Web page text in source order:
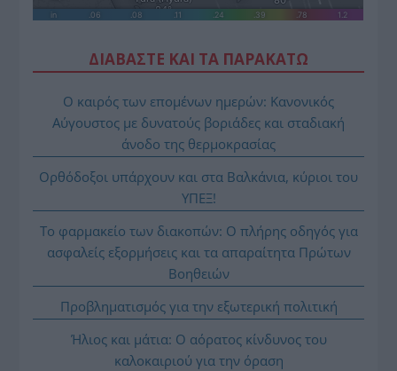
ΔΙΑΒΑΣΤΕ ΚΑΙ ΤΑ ΠΑΡΑΚΑΤΩ
Ο καιρός των επομένων ημερών: Κανονικός
Αύγουστος με δυνατούς βοριάδες και σταδιακή
άνοδο της θερμοκρασίας
Ορθόδοξοι υπάρχουν και στα Βαλκάνια, κύριοι του
ΥΠΕΞ!
Το φαρμακείο των διακοπών: Ο πλήρης οδηγός για
ασφαλείς εξορμήσεις και τα απαραίτητα Πρώτων
Βοηθειών
Προβληματισμός για την εξωτερική πολιτική
Ήλιος και μάτια: Ο αόρατος κίνδυνος του
καλοκαιριού για την όραση